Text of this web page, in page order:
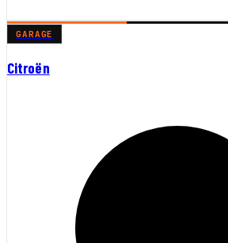
GARAGE
Citroën